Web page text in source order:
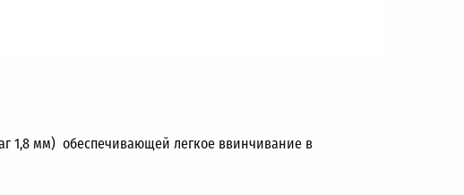
1,8 мм) обеспечивающей легкое ввинчивание в